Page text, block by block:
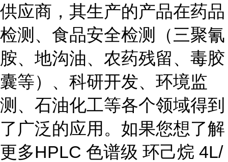
供应商，其生产的产品在药品
检测、食品安全检测（三聚氰
胺、地沟油、农药残留、毒胶
囊等）、科研开发、环境监
测、石油化工等各个领域得到
了广泛的应用。如果您想了解
更多HPLC 色谱级 环己烷 4L/